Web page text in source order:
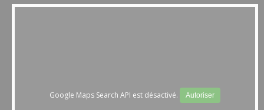
Google Maps Search API est désactivé. Autoriser